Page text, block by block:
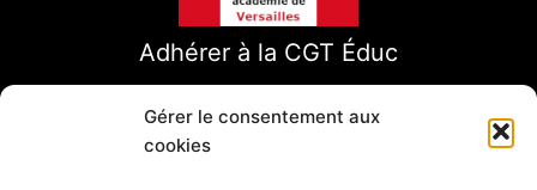
Gérer le consentement aux
cookies
Adhérer à la CGT Éduc